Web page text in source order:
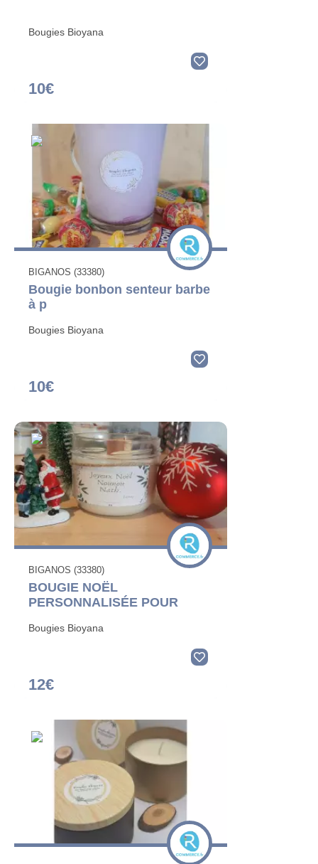
Bougies Bioyana
10€
BIGANOS (33380)
Bougie bonbon senteur barbe
à p
Bougies Bioyana
10€
BIGANOS (33380)
BOUGIE NOËL
PERSONNALISÉE POUR
Bougies Bioyana
12€